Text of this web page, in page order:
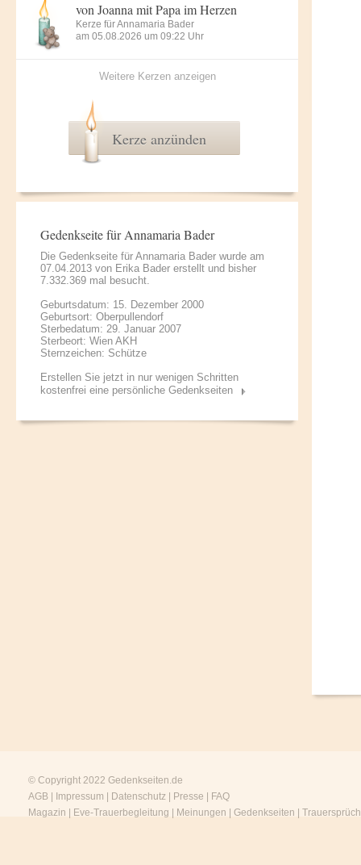
von Joanna mit Papa im Herzen
Kerze für Annamaria Bader
am 05.08.2026 um 09:22 Uhr
Weitere Kerzen anzeigen
Kerze anzünden
Gedenkseite für Annamaria Bader
Die Gedenkseite für Annamaria Bader wurde am
07.04.2013 von Erika Bader erstellt und bisher
7.332.369 mal besucht.
Geburtsdatum: 15. Dezember 2000
Geburtsort: Oberpullendorf
Sterbedatum: 29. Januar 2007
Sterbeort: Wien AKH
Sternzeichen: Schütze
Erstellen Sie jetzt in nur wenigen Schritten
kostenfrei eine persönliche Gedenkseiten
© Copyright 2022 Gedenkseiten.de
AGB
Impressum Datenschutz Presse
FAQ
Magazin
Eve-Trauerbegleitung Meinungen Gedenkseiten